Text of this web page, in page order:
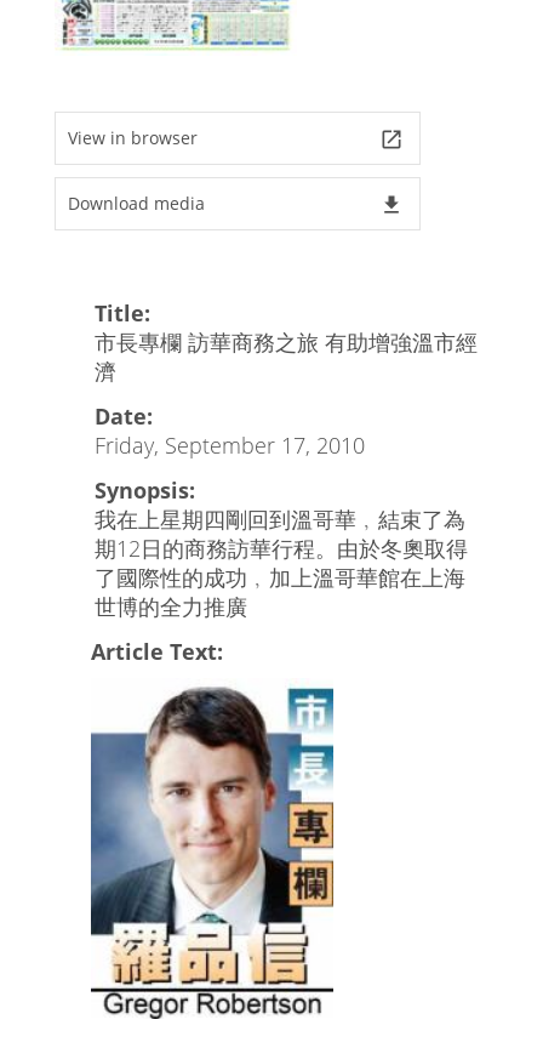
View in browser launch
Download media file_download
Title:
市長專欄 訪華商務之旅 有助增強溫市經
濟
Date:
Friday, September 17, 2010
Synopsis:
我在上星期四剛回到溫哥華﹐結束了為
期12日的商務訪華行程。由於冬奧取得
了國際性的成功﹐加上溫哥華館在上海
世博的全力推廣
Article Text: